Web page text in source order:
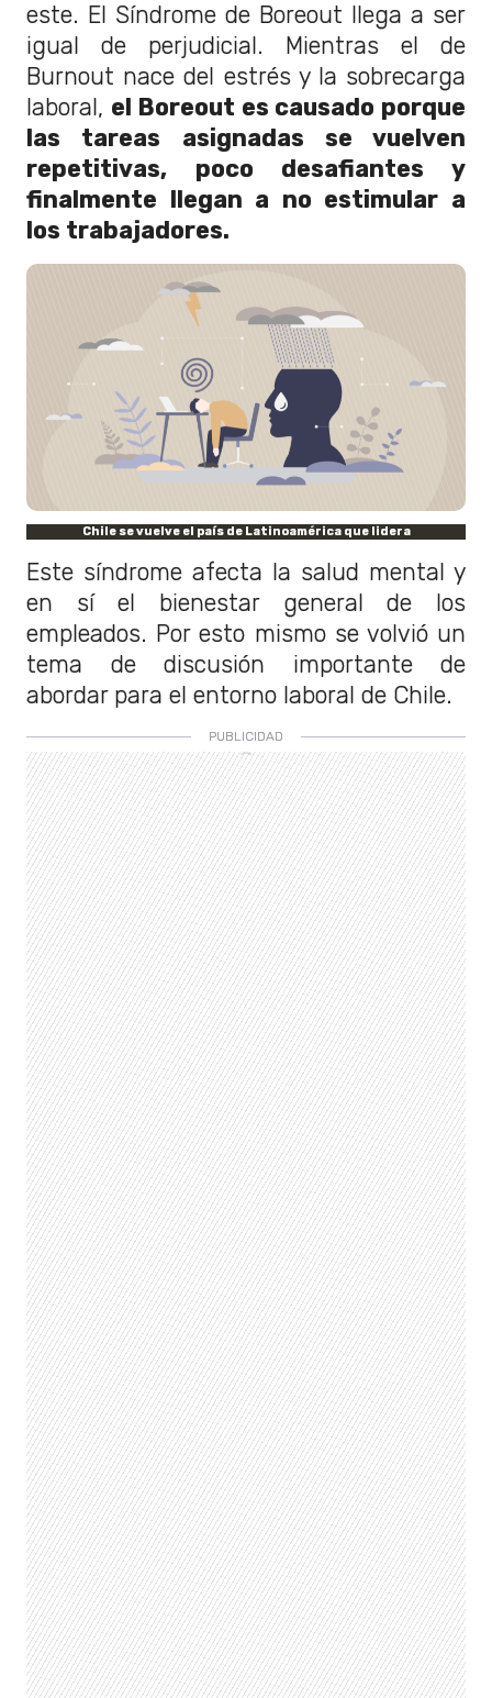
este. El Síndrome de Boreout llega a ser
igual de perjudicial. Mientras el de
Burnout nace del estrés y la sobrecarga
laboral, el Boreout es causado porque
las tareas asignadas se vuelven
repetitivas, poco desafiantes y
finalmente llegan a no estimular a
los trabajadores.
Chile se vuelve el país de Latinoamérica que lidera
Este síndrome afecta la salud mental y
en sí el bienestar general de los
empleados. Por esto mismo se volvió un
tema de discusión importante de
abordar para el entorno laboral de Chile.